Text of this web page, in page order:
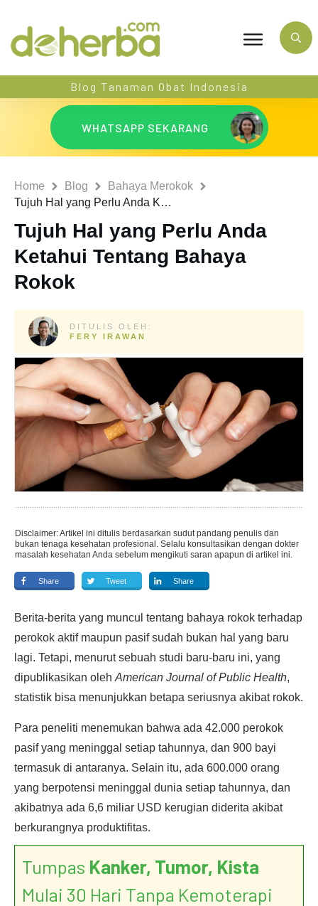
Blog Tanaman Obat Indonesia
WHATSAPP SEKARANG
Home Blog
Bahaya Merokok
Tujuh Hal yang Perlu Anda Ketahui Tentang Bahaya Rokok
Tujuh Hal yang Perlu Anda
Ketahui Tentang Bahaya
Rokok
DITULIS OLEH:
FERY IRAWAN
Disclaimer: Artikel ini ditulis berdasarkan sudut pandang penulis dan
bukan tenaga kesehatan profesional. Selalu konsultasikan dengan dokter
masalah kesehatan Anda sebelum mengikuti saran apapun di artikel ini.
Share Tweet Share
Berita-berita yang muncul tentang bahaya rokok terhadap
perokok aktif maupun pasif sudah bukan hal yang baru
lagi. Tetapi, menurut sebuah studi baru-baru ini, yang
dipublikasikan oleh American Journal of Public Health,
statistik bisa menunjukkan betapa seriusnya akibat rokok.
Para peneliti menemukan bahwa ada 42.000 perokok
pasif yang meninggal setiap tahunnya, dan 900 bayi
termasuk di antaranya. Selain itu, ada 600.000 orang
yang berpotensi meninggal dunia setiap tahunnya, dan
akibatnya ada 6,6 miliar USD kerugian diderita akibat
berkurangnya produktifitas.
Tumpas Kanker, Tumor, Kista
Mulai 30 Hari Tanpa Kemoterapi